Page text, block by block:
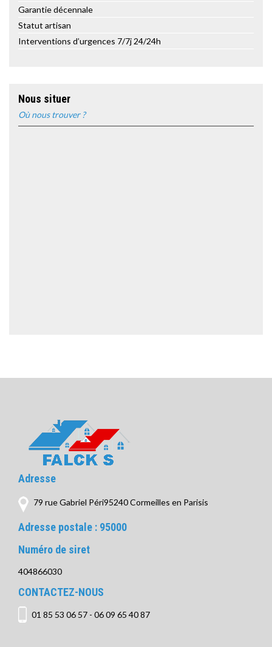
Garantie décennale
Statut artisan
Interventions d’urgences 7/7j 24/24h
Nous situer
Où nous trouver ?
Adresse
79 rue Gabriel Péri95240 Cormeilles en Parisis
Adresse postale : 95000
Numéro de siret
404866030
CONTACTEZ-NOUS
01 85 53 06 57 - 06 09 65 40 87